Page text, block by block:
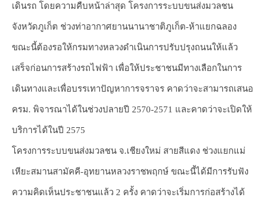
เดินรถ โดยความคืบหน้าล่าสุด โครงการระบบขนส่งมวลชน
จังหวัดภูเก็ต ช่วงท่าอากาศยานนานาชาติภูเก็ต-ห้าแยกฉลอง
ขณะนี้ต้องรอให้กรมทางหลวงดำเนินการปรับปรุงถนนให้แล้ว
เสร็จก่อนการสร้างรถไฟฟ้า เพื่อให้ประชาชนมีทางเลือกในการ
เดินทางและเพื่อบรรเทาปัญหาการจราจร คาดว่าจะสามารถเสนอ
ครม. พิจารณาได้ในช่วงปลายปี 2570-2571 และคาดว่าจะเปิดให้
บริการได้ในปี 2575
โครงการระบบขนส่งมวลชน จ.เชียงใหม่ สายสีแดง ช่วงแยกแม่
เหียะสมานสามัคคี-อุทยานหลวงราชพฤกษ์ ขณะนี้ได้มีการรับฟัง
ความคิดเห็นประชาชนแล้ว 2 ครั้ง คาดว่าจะเริ่มการก่อสร้างได้